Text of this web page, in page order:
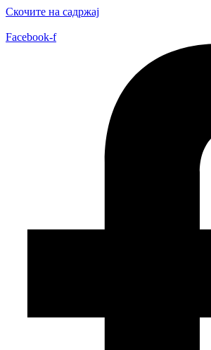
Скочите на садржај
Facebook-f